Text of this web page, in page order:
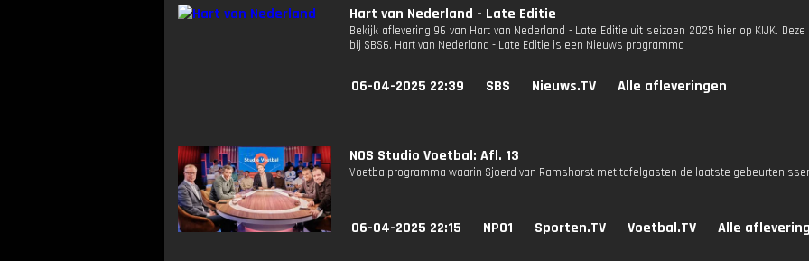
Hart van Nederland - Late Editie
Bekijk aflevering 96 van Hart van Nederland - Late Editie uit seizoen 2025 hier op KIJK.
bij SBS6. Hart van Nederland - Late Editie is een Nieuws programma
06-04-2025 22:39 SBS Nieuws.TV Alle afleveringen
NOS Studio Voetbal: Afl. 13
Voetbalprogramma waarin Sjoerd van Ramshorst met tafelgasten de laatste
06-04-2025 22:15 NPO1 Sporten.TV Voetbal.TV Alle